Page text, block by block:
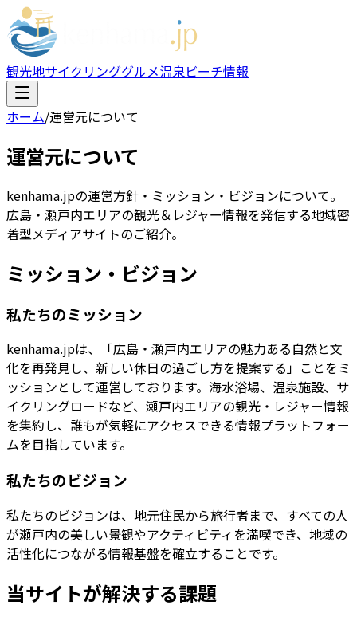
観光地サイクリンググルメ温泉ビーチ情報
ホーム/運営元について
運営元について
kenhama.jpの運営方針・ミッション・ビジョンについて。
広島・瀬戸内エリアの観光＆レジャー情報を発信する地域密
着型メディアサイトのご紹介。
ミッション・ビジョン
私たちのミッション
kenhama.jpは、「広島・瀬戸内エリアの魅力ある自然と文
化を再発見し、新しい休日の過ごし方を提案する」ことをミ
ッションとして運営しております。海水浴場、温泉施設、サ
イクリングロードなど、瀬戸内エリアの観光・レジャー情報
を集約し、誰もが気軽にアクセスできる情報プラットフォー
ムを目指しています。
私たちのビジョン
私たちのビジョンは、地元住民から旅行者まで、すべての人
が瀬戸内の美しい景観やアクティビティを満喫でき、地域の
活性化につながる情報基盤を確立することです。
当サイトが解決する課題